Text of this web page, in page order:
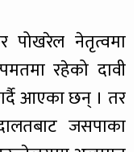
नेतृत्वमा
रहेको दावी
आएका छन् । तर
जसपाका